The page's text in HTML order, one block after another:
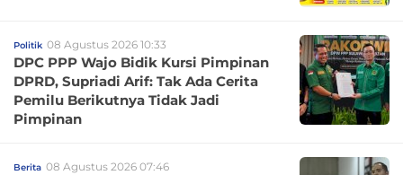
Politik 08 Agustus 2026 10:33
DPC PPP Wajo Bidik Kursi Pimpinan
DPRD, Supriadi Arif: Tak Ada Cerita
Pemilu Berikutnya Tidak Jadi
Pimpinan
Berita 08 Agustus 2026 07:46